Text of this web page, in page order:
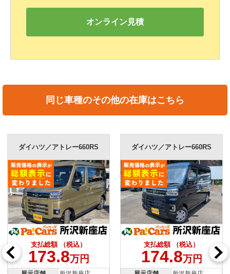
オンライン見積
同じ車種のその他の在庫はこちら
ダイハツ／アトレー660RS
支払総額 （税込）
173.8万円
ダイハツ／アトレー660RS
支払総額 （税込）
174.8万円